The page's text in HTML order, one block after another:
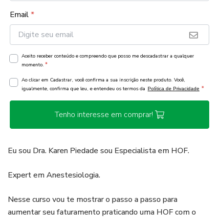
Email*
Aceito receber conteúdo e compreendo que posso me descadastrar a qualquer
momento. *
Ao clicar em Cadastrar, você confirma a sua inscrição neste produto. Você,
igualmente, confirma que leu, e entendeu os termos da Política de Privacidade *
Tenho interesse em comprar!
Eu sou Dra. Karen Piedade sou Especialista em HOF.
Expert em Anestesiologia.
Nesse curso vou te mostrar o passo a passo para
aumentar seu faturamento praticando uma HOF com o